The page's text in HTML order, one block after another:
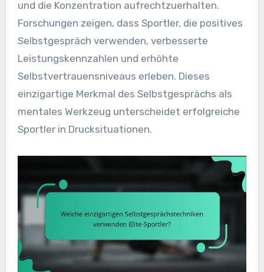
und die Konzentration aufrechtzuerhalten.
Forschungen zeigen, dass Sportler, die positives
Selbstgespräch verwenden, verbesserte
Leistungskennzahlen und erhöhte
Selbstvertrauensniveaus erleben. Dieses
einzigartige Merkmal des Selbstgesprächs als
mentales Werkzeug unterscheidet erfolgreiche
Sportler in Drucksituationen.